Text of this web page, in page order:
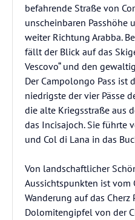
befahrende Straße von
unscheinbaren Passhöhe
weiter Richtung Arabba.
fällt der Blick auf das
Vescovo“ und den
Der Campolongo Pass ist
niedrigste der vier Pässe
die alte Kriegsstraße aus
das Incisajoch. Sie führte
und Col di Lana in das
Von landschaftlicher
Aussichtspunkten ist vom
Wanderung auf das Cherz
Dolomitengipfel von der